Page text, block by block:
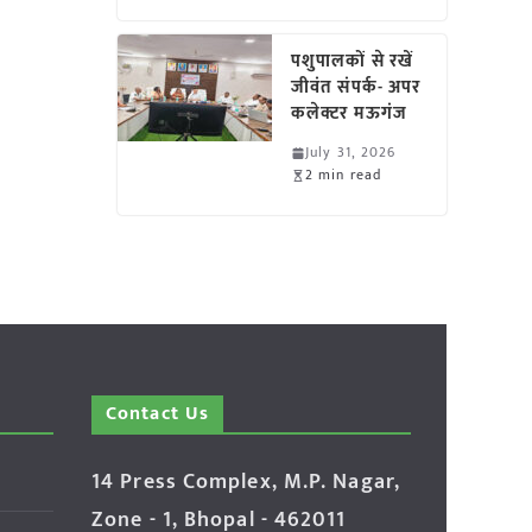
पशुपालकों से रखें
जीवंत संपर्क- अपर
कलेक्टर मऊगंज
July 31, 2026
2 min read
Contact Us
14 Press Complex, M.P. Nagar,
Zone - 1, Bhopal - 462011